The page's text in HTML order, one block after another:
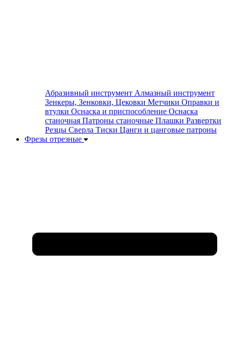
Абразивный инструмент Алмазный инструмент
Зенкеры, Зенковки, Цековки Метчики Оправки и
втулки Оснаска и приспособление Оснаска
станочная Патроны станочные Плашки Развертки
Резцы Сверла Тиски Цанги и цанговые патроны
Фрезы отрезные